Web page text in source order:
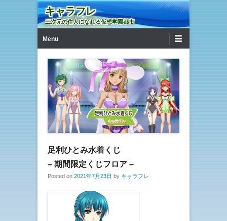
キャラフレ
二次元の住人になれる仮想学園都市
Menu
足利ひとみ水着くじ
– 期間限定くじフロア –
Posted on 2021年7月23日 by キャラフレ